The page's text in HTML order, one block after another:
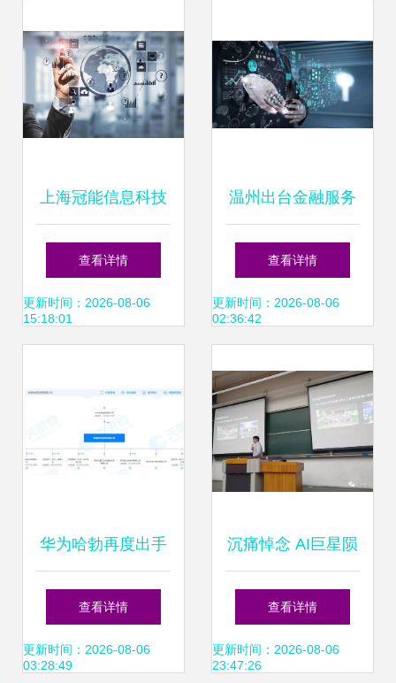
上海冠能信息科技
引领信息科技领域
的技术创新与开发
查看详情
更新时间：2026-08-06
15:18:01
温州出台金融服务
实体经济发展14条,
着力缓解民营企业
查看详情
更新时间：2026-08-06
02:36:42
华为哈勃再度出手
入股南京芯视界微
电子，累计投资企
查看详情
更新时间：2026-08-06
03:28:49
沉痛悼念 AI巨星陨
落，旷视科技首席
科学家孙剑博士英
查看详情
更新时间：2026-08-06
23:47:26